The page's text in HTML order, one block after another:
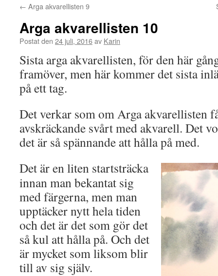
← Arga akvarellisten 9
Arga akvarellisten 10
Postat den 24 juli, 2016av Karin
Sista arga akvarellisten, för den här
framöver, men här kommer det sista
på ett tag.
Det verkar som om Arga akvarellisten
avskräckande svårt med akvarell. Det
det är så spännande att hålla på med.
Det är en liten startsträcka
innan man bekantat sig
med färgerna, men man
upptäcker nytt hela tiden
och det är det som gör det
så kul att hålla på. Och det
är mycket som liksom blir
till av sig själv.